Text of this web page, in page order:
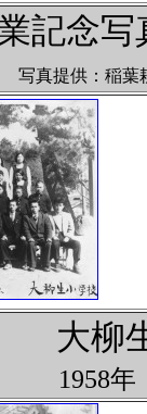
記念
写真提供：稲葉
大柳
1958